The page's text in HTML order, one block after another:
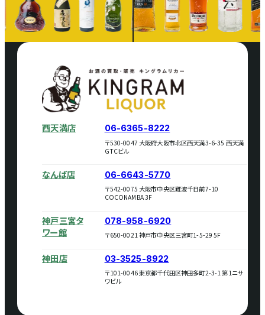
西天満店 06-6365-8222
〒530-0047 大阪府大阪市北区西天満3-6-35 西天満
GTCビル
なんば店 06-6643-5770
〒542-0075 大阪市中央区難波千日前7-10
COCONAMBA 3F
神戸三宮タ
ワー館
078-958-6920
〒650-0021 神戸市中央区三宮町1-5-29 5F
神田店 03-3525-8922
〒101-0046 東京都千代田区神田多町2-3-1 第1ニサ
ワビル